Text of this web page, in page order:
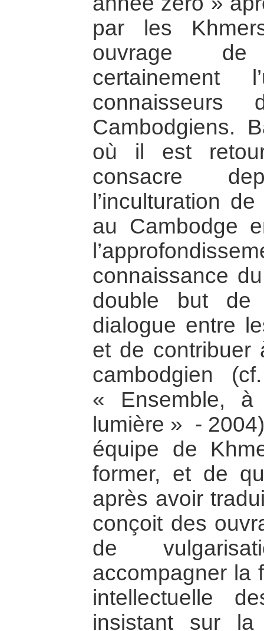
par les
ouvrage
certainement
Cambodgiens.
où il est
consacre
l’inculturation
au Cambodge
connaissance
double but
dialogue entre
et de contribuer
cambodgien
« Ensemble,
lumière » -
équipe de
former, et de
après avoir
conçoit des
de
accompagner la
intellectuelle
insistant sur la